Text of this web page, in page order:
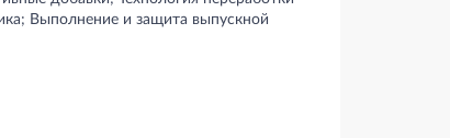
Выполнение и защита выпускной